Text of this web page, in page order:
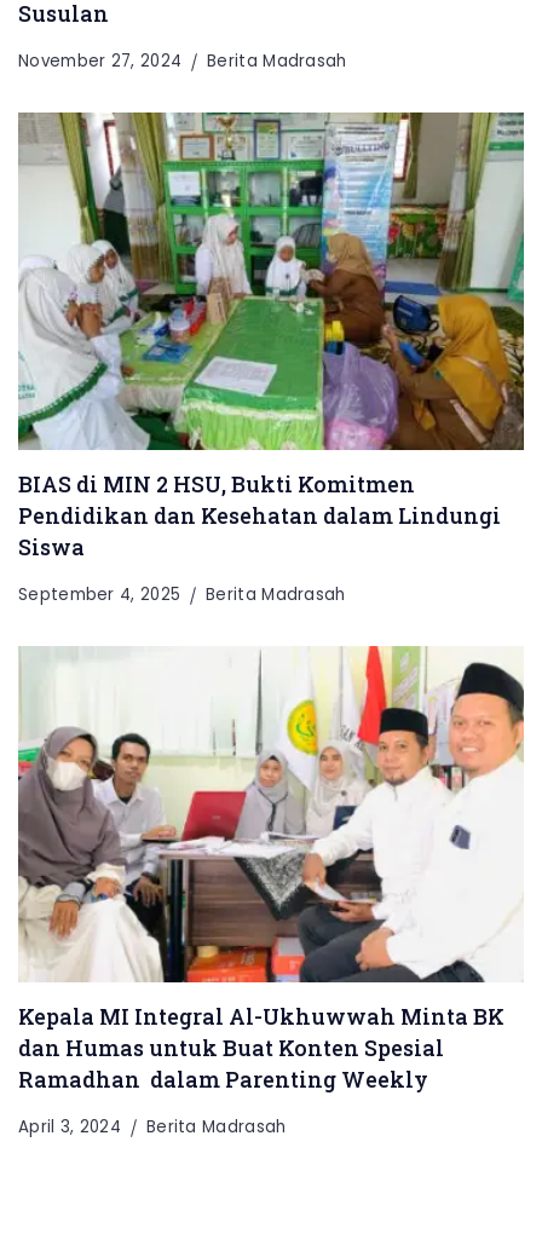
Susulan
November 27, 2024 Berita Madrasah
BIAS di MIN 2 HSU, Bukti Komitmen
Pendidikan dan Kesehatan dalam Lindungi
Siswa
September 4, 2025 Berita Madrasah
Kepala MI Integral Al-Ukhuwwah Minta BK
dan Humas untuk Buat Konten Spesial
Ramadhan dalam Parenting Weekly
April 3, 2024 Berita Madrasah